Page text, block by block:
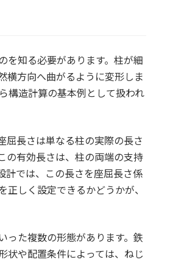
を知る必要があります。柱が細
横方向へ曲がるように変形しま
構造計算の基本例として扱われ
屈長さは単なる柱の実際の長さ
の有効長さは、柱の両端の支持
計では、この長さを座屈長さ係
正しく設定できるかどうかが、
った複数の形態があります。鉄
状や配置条件によっては、ねじ